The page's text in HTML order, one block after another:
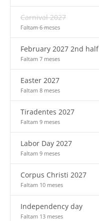
Carnival 2027
Faltam 6 meses
February 2027 2nd half
Faltam 7 meses
Easter 2027
Faltam 8 meses
Tiradentes 2027
Faltam 9 meses
Labor Day 2027
Faltam 9 meses
Corpus Christi 2027
Faltam 10 meses
Independency day
Faltam 13 meses